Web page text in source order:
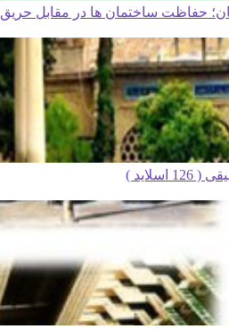
حفاظت ساختمان ها در مقابل حریق
)